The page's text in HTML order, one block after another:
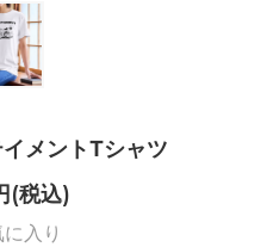
メントTシャツ
(税込)
に入り